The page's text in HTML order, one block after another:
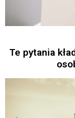
Te pytania